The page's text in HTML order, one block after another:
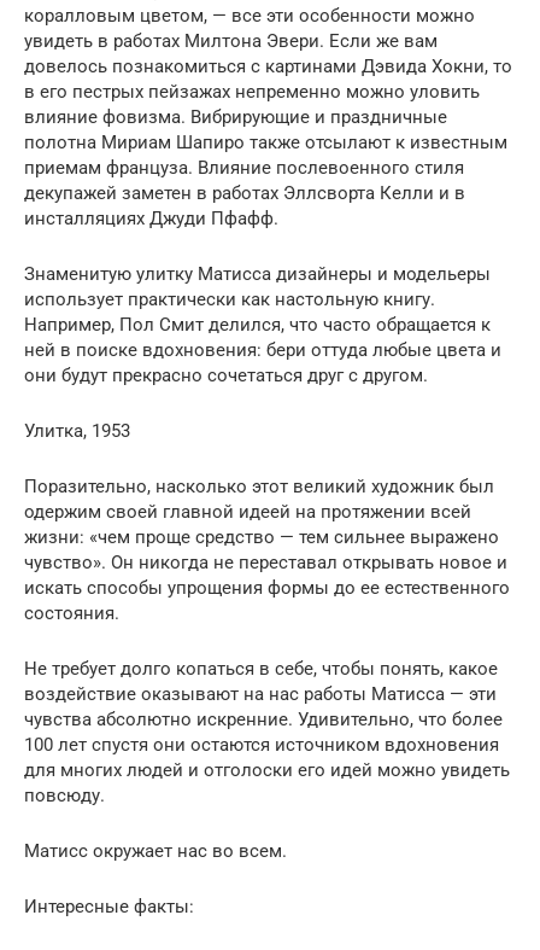
коралловым цветом, — все эти особенности можно
увидеть в работах Милтона Эвери. Если же вам
довелось познакомиться с картинами Дэвида Хокни, то
в его пестрых пейзажах непременно можно уловить
влияние фовизма. Вибрирующие и праздничные
полотна Мириам Шапиро также отсылают к известным
приемам француза. Влияние послевоенного стиля
декупажей заметен в работах Эллсворта Келли и в
инсталляциях Джуди Пфафф.
Знаменитую улитку Матисса дизайнеры и модельеры
использует практически как настольную книгу.
Например, Пол Смит делился, что часто обращается к
ней в поиске вдохновения: бери оттуда любые цвета и
они будут прекрасно сочетаться друг с другом.
Улитка, 1953
Поразительно, насколько этот великий художник был
одержим своей главной идеей на протяжении всей
жизни: «чем проще средство — тем сильнее выражено
чувство». Он никогда не переставал открывать новое и
искать способы упрощения формы до ее естественного
состояния.
Не требует долго копаться в себе, чтобы понять, какое
воздействие оказывают на нас работы Матисса — эти
чувства абсолютно искренние. Удивительно, что более
100 лет спустя они остаются источником вдохновения
для многих людей и отголоски его идей можно увидеть
повсюду.
Матисс окружает нас во всем.
Интересные факты: